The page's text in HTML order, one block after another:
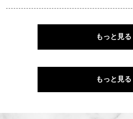
もっと見る
もっと見る